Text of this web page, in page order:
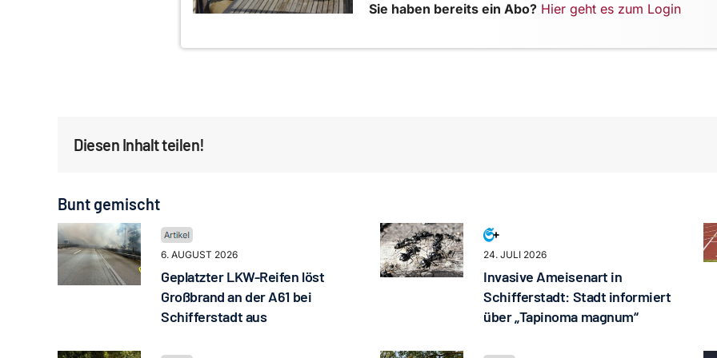
Sie haben bereits ein Abo? Hier geht es zum Login
Diesen Inhalt teilen!
Bunt gemischt
6. AUGUST 2026
Geplatzter LKW-Reifen löst
Großbrand an der A61 bei
Schifferstadt aus
24. JULI 2026
Invasive Ameisenart in
Schifferstadt: Stadt informiert
über „Tapinoma magnum“